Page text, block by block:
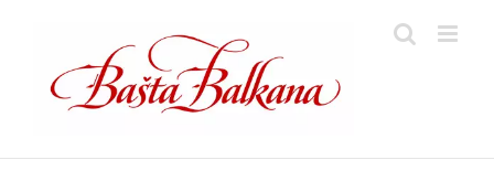
content